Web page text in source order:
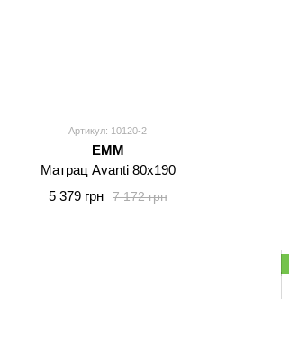
Артикул: 10120-2
EMM
Матрац Avanti 80x190
7 172 грн
5 379 грн